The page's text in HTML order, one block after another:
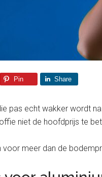
Pin Share
pas echt wakker wordt
niet de hoofdprijs te
meer dan de